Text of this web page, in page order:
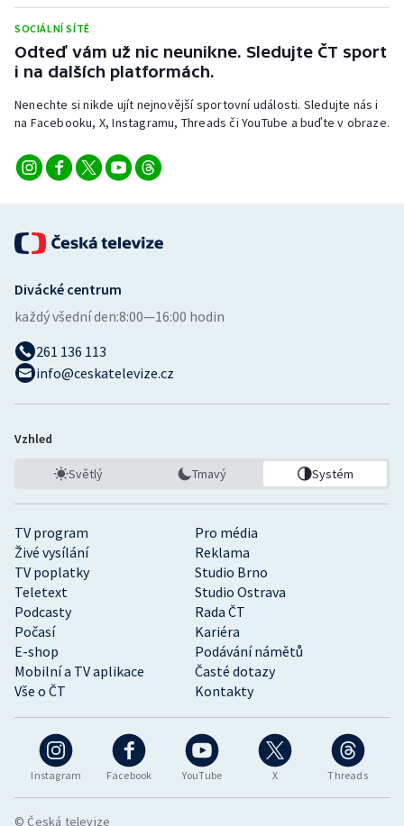
Stolní tenis
Triatlon
Veslování
Vodní slalom
Volejbal
Ostatní
SOCIÁLNÍ SÍTĚ
Odteď vám už nic neunikne. Sledujte ČT sport
i na dalších platformách.
Nenechte si nikde ujít nejnovější sportovní události. Sledujte nás i
na Facebooku, X, Instagramu, Threads či YouTube a buďte v obraze.
Instagram Facebook YouTube X Threads
TV program
Pro média
Živé vysílání
Reklama
TV poplatky
Studio Brno
Teletext
Studio Ostrava
Podcasty
Rada ČT
Počasí
Kariéra
E-shop
Podávání námětů
Mobilní a TV aplikace
Časté dotazy
Vše o ČT
Kontakty
Divácké centrum
každý všední den:8:00—16:00 hodin
261 136 113
info@ceskatelevize.cz
Vzhled
Světlý Tmavý Systém
© Česká televize